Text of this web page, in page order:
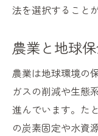
法を選択すること
農業と地球
農業は地球環境の
ガスの削減や生態
進んでいます。た
の炭素固定や水資